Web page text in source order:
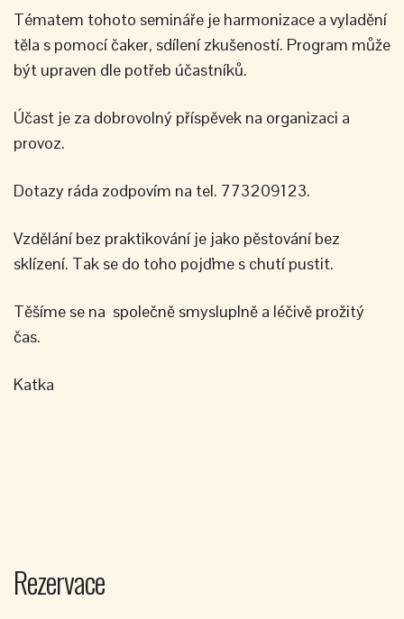
Tématem tohoto semináře je harmonizace a vyladění
těla s pomocí čaker, sdílení zkušeností. Program může
být upraven dle potřeb účastníků.
Účast je za dobrovolný příspěvek na organizaci a
provoz.
Dotazy ráda zodpovím na tel. 773209123.
Vzdělání bez praktikování je jako pěstování bez
sklízení. Tak se do toho pojďme s chutí pustit.
Těšíme se na společně smysluplně a léčivě prožitý
čas.
Katka
Rezervace